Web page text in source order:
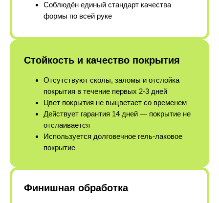
Соблюдён единый стандарт качества
формы по всей руке
Стойкость и качество покрытия
Отсутствуют сколы, заломы и отслойка
покрытия в течение первых 2-3 дней
Цвет покрытия не выцветает со временем
Действует гарантия 14 дней — покрытие не
отслаивается
Используется долговечное гель-лаковое
покрытие
Финишная обработка